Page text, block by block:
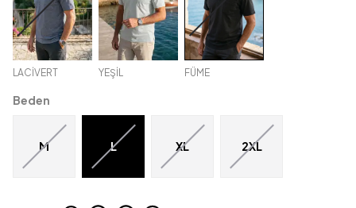
LACİVERT YEŞİL FÜME
Beden
M L XL 2XL